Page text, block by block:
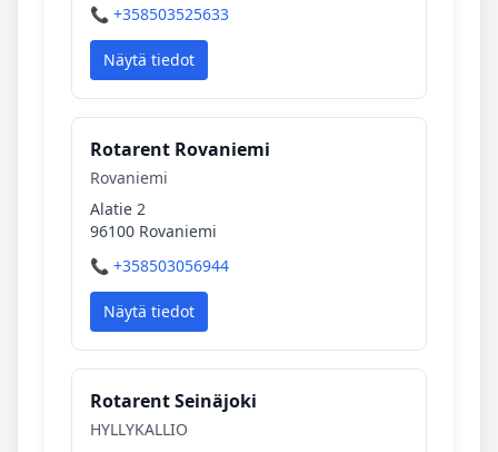
📞 +358503525633
Näytä tiedot
Rotarent Rovaniemi
Rovaniemi
Alatie 2
96100 Rovaniemi
📞 +358503056944
Näytä tiedot
Rotarent Seinäjoki
HYLLYKALLIO